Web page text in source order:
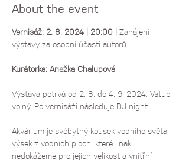
About the event
Vernisáž: 2. 8. 2024 | 20:00 | Zahájení
výstavy za osobní účasti autorů
Kurátorka: Anežka Chalupová
Výstava potrvá od 2. 8. do 4. 9. 2024. Vstup
volný. Po vernisáži následuje DJ night.
Akvárium je svébytný kousek vodního světa,
výsek z vodních ploch, které jinak
nedokážeme pro jejich velikost a vnitřní